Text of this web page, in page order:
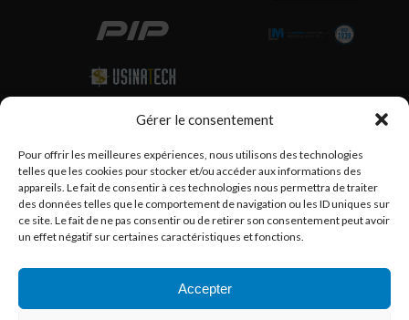
Gérer le consentement
Pour offrir les meilleures expériences, nous utilisons des technologies
telles que les cookies pour stocker et/ou accéder aux informations des
appareils. Le fait de consentir à ces technologies nous permettra de traiter
des données telles que le comportement de navigation ou les ID uniques sur
ce site. Le fait de ne pas consentir ou de retirer son consentement peut avoir
un effet négatif sur certaines caractéristiques et fonctions.
Accepter
Partenaires